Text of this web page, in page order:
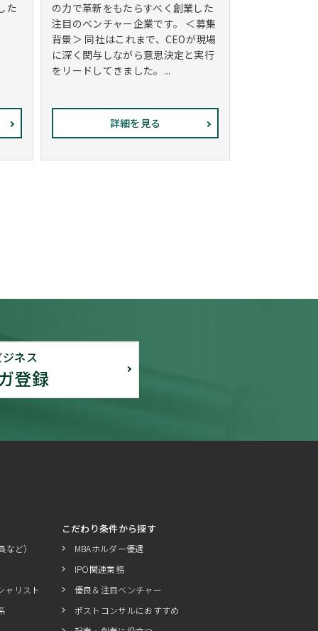
た
の力で革新をもたらすべく創業した
注目のベンチャー企業です。 ＜募集
背景＞ 同社はこれまで、CEOが現場
に深く関与しながら意思決定と実行
をリードしてきました。...
詳細を見る
ネス
登録
ど）
ャリスト
こだわり条件から探す
MBAホルダー優遇
IPO関連業務
優良＆注目ベンチャー
ポストコンサルにおすすめ